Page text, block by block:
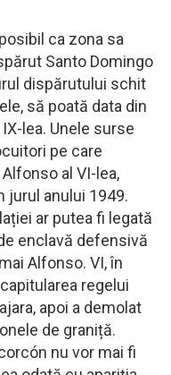
ca zona sa
Santo Domingo
dispărutului schit
să poată data din
lea. Unele surse
pe care
al VI-lea,
jurul anului 1949.
ar putea fi legată
enclavă defensivă
Alfonso. VI, în
regelui
apoi a demolat
de graniță.
nu vor mai fi